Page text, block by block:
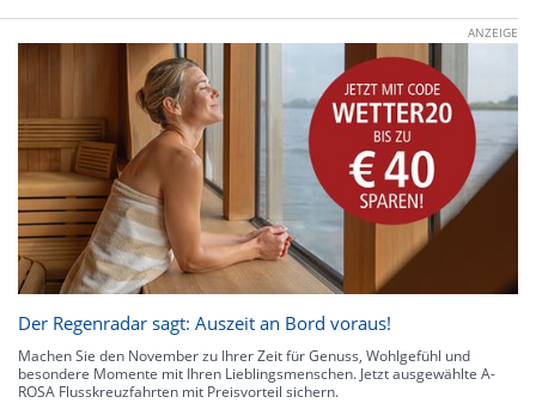
ANZEIGE
Der Regenradar sagt: Auszeit an Bord voraus!
Machen Sie den November zu Ihrer Zeit für Genuss, Wohlgefühl und
besondere Momente mit Ihren Lieblingsmenschen. Jetzt ausgewählte A-
ROSA Flusskreuzfahrten mit Preisvorteil sichern.